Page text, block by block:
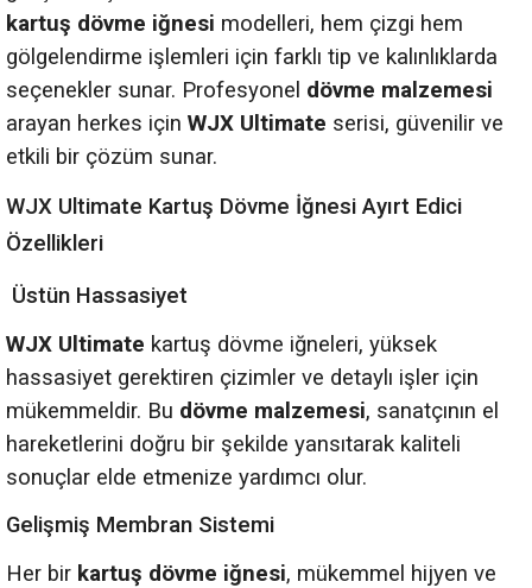
kartuş dövme iğnesi modelleri, hem çizgi hem
gölgelendirme işlemleri için farklı tip ve kalınlıklarda
seçenekler sunar. Profesyonel dövme malzemesi
arayan herkes için WJX Ultimate serisi, güvenilir ve
etkili bir çözüm sunar.
WJX Ultimate Kartuş Dövme İğnesi Ayırt Edici
Özellikleri
Üstün Hassasiyet
WJX Ultimate kartuş dövme iğneleri, yüksek
hassasiyet gerektiren çizimler ve detaylı işler için
mükemmeldir. Bu dövme malzemesi, sanatçının el
hareketlerini doğru bir şekilde yansıtarak kaliteli
sonuçlar elde etmenize yardımcı olur.
Gelişmiş Membran Sistemi
Her bir kartuş dövme iğnesi, mükemmel hijyen ve